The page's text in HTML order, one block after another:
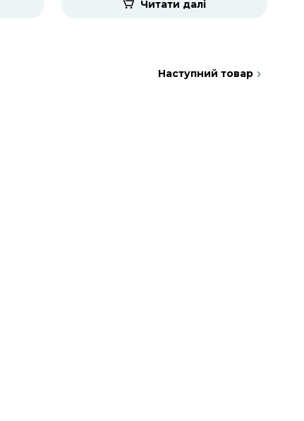
Читати далі
Наступний товар